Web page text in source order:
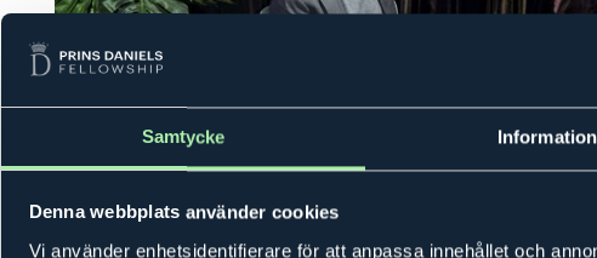
Samtycke Information
Denna webbplats använder cookies
Vi använder enhetsidentifierare för att anpassa innehållet och